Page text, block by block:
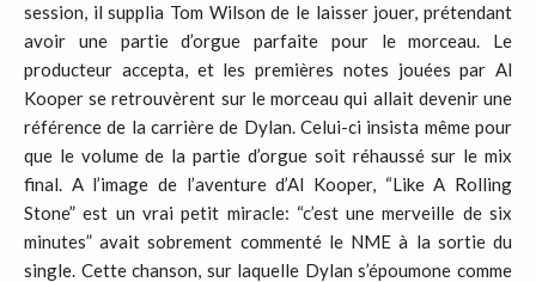
session, il supplia Tom Wilson de le laisser jouer, prétendant
avoir une partie d’orgue parfaite pour le morceau. Le
producteur accepta, et les premières notes jouées par Al
Kooper se retrouvèrent sur le morceau qui allait devenir une
référence de la carrière de Dylan. Celui-ci insista même pour
que le volume de la partie d’orgue soit réhaussé sur le mix
final. A l’image de l’aventure d’Al Kooper, “Like A Rolling
Stone” est un vrai petit miracle: “c’est une merveille de six
minutes” avait sobrement commenté le NME à la sortie du
single. Cette chanson, sur laquelle Dylan s’époumone comme